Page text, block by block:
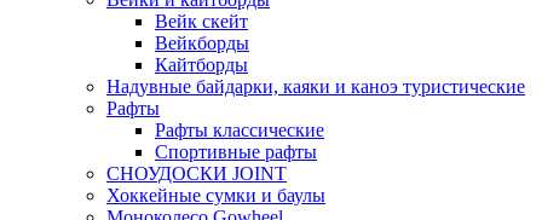
Вейк скейт
Вейкборды
Кайтборды
Надувные байдарки, каяки и каноэ туристические
Рафты
Рафты классические
Спортивные рафты
СНОУДОСКИ JOINT
Хоккейные сумки и баулы